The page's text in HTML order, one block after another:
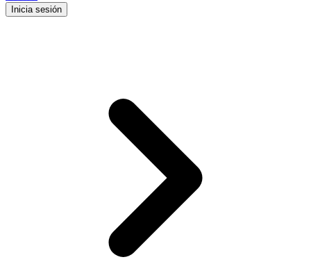
Inicia sesión